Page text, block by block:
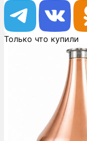
Только что купили